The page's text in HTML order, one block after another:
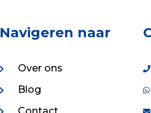
Navigeren naar
Over ons
Blog